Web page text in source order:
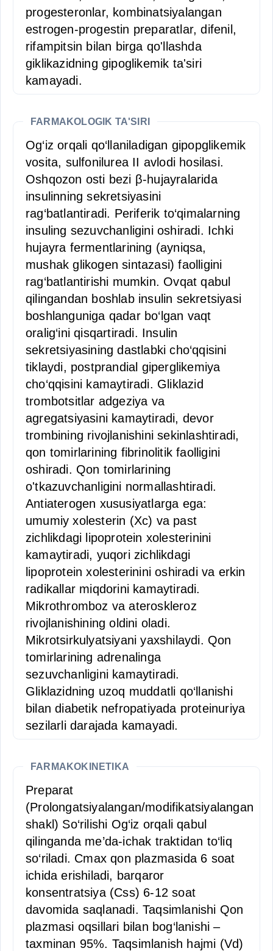
progesteronlar, kombinatsiyalangan
estrogen-progestin preparatlar, difenil,
rifampitsin bilan birga qo'llashda
giklikazidning gipoglikemik ta'siri
kamayadi.
FARMAKOLOGIK TA'SIRI
Og‘iz orqali qo‘llaniladigan gipopglikemik
vosita, sulfonilurea II avlodi hosilasi.
Oshqozon osti bezi β-hujayralarida
insulinning sekretsiyasini
rag‘batlantiradi. Periferik to‘qimalarning
insuling sezuvchanligini oshiradi. Ichki
hujayra fermentlarining (ayniqsa,
mushak glikogen sintazasi) faolligini
rag‘batlantirishi mumkin. Ovqat qabul
qilingandan boshlab insulin sekretsiyasi
boshlanguniga qadar bo‘lgan vaqt
oralig‘ini qisqartiradi. Insulin
sekretsiyasining dastlabki cho‘qqisini
tiklaydi, postprandial giperglikemiya
cho‘qqisini kamaytiradi. Gliklazid
trombotsitlar adgeziya va
agregatsiyasini kamaytiradi, devor
trombining rivojlanishini sekinlashtiradi,
qon tomirlarining fibrinolitik faolligini
oshiradi. Qon tomirlarining
o'tkazuvchanligini normallashtiradi.
Antiaterogen xususiyatlarga ega:
umumiy xolesterin (Xc) va past
zichlikdagi lipoprotein xolesterinini
kamaytiradi, yuqori zichlikdagi
lipoprotein xolesterinini oshiradi va erkin
radikallar miqdorini kamaytiradi.
Mikrothromboz va ateroskleroz
rivojlanishining oldini oladi.
Mikrotsirkulyatsiyani yaxshilaydi. Qon
tomirlarining adrenalinga
sezuvchanligini kamaytiradi.
Gliklazidning uzoq muddatli qo‘llanishi
bilan diabetik nefropatiyada proteinuriya
sezilarli darajada kamayadi.
FARMAKOKINETIKA
Preparat
(Prolongatsiyalangan/modifikatsiyalangan
shakl) So‘rilishi Og‘iz orqali qabul
qilinganda me’da-ichak traktidan to‘liq
so‘riladi. Cmax qon plazmasida 6 soat
ichida erishiladi, barqaror
konsentratsiya (Css) 6-12 soat
davomida saqlanadi. Taqsimlanishi Qon
plazmasi oqsillari bilan bog‘lanishi –
taxminan 95%. Taqsimlanish hajmi (Vd)